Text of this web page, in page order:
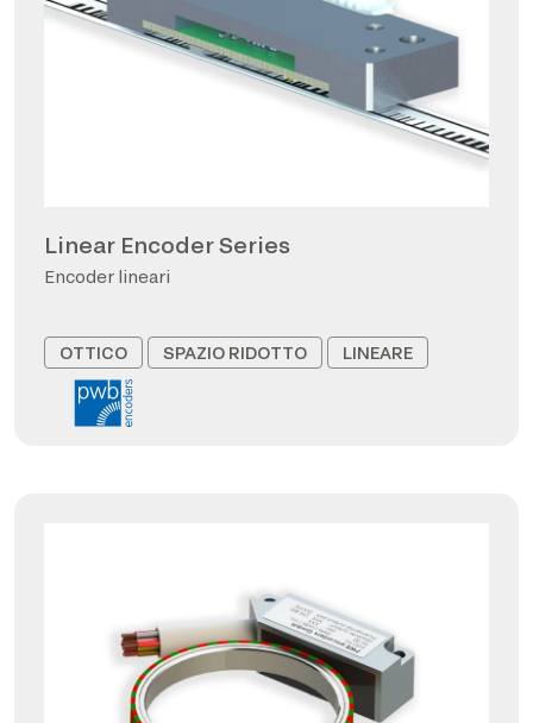
Linear Encoder Series
Encoder lineari
OTTICO SPAZIO RIDOTTO LINEARE